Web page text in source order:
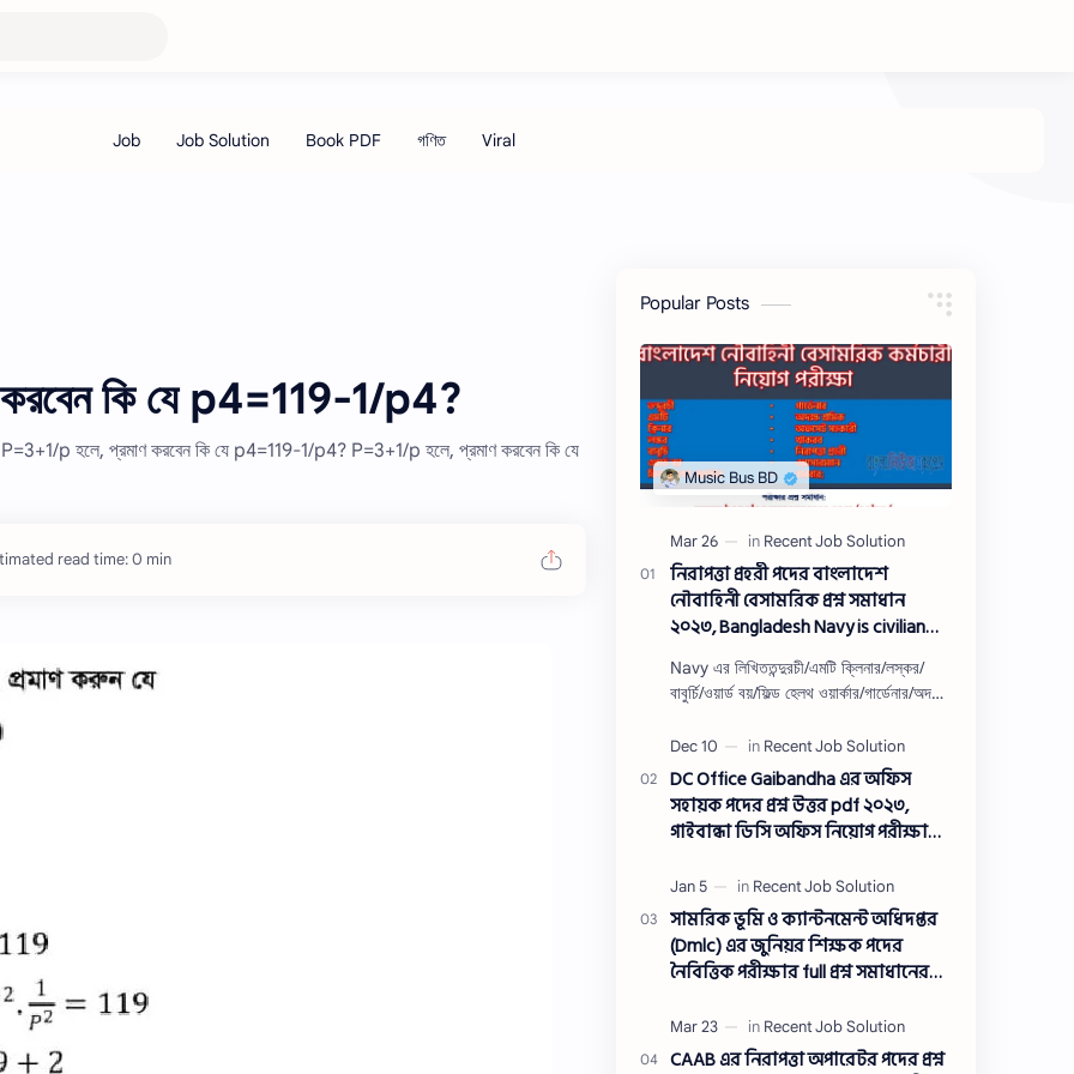
কি যে p4=119-1/p4?
p হলে, প্রমাণ করবেন কি যে p4=119-1/p4? P=3+1/p হলে, প্রমাণ করবেন কি যে
read time: 0 min
Popular Posts
নিরাপত্তা প্রহরী পদের বাংলাদেশ
নৌবাহিনী বেসামরিক প্রশ্ন সমাধান
২০২৩, Bangladesh Navy is civilian
Security guard post job exam
question solution 2023
Navy এর লিখিততন্দুরচী/এমটি ক্লিনার/লস্কর/
বাবুর্চি/ওয়ার্ড বয়/ফিল্ড হেলথ ওয়ার্কার/গার্ডেনার/অদক্ষ
ওয়াসারম্যা…
DC Office Gaibandha এর অফিস
সহায়ক পদের প্রশ্ন উত্তর pdf ২০২৩,
গাইবান্ধা ডিসি অফিস নিয়োগ পরীক্ষা
২০২৩
সামরিক ভূমি ও ক্যান্টনমেন্ট অধিদপ্তর
(Dmlc) এর জুনিয়র শিক্ষক পদের
নৈবিত্তিক পরীক্ষার full প্রশ্ন সমাধানের
question solution pdf 2023,সামরিক
ভূমি ও ক্যান্টনমেন্ট অধিদপ্তর প্রশ্ন
CAAB এর নিরাপত্তা অপারেটর পদের প্রশ্ন